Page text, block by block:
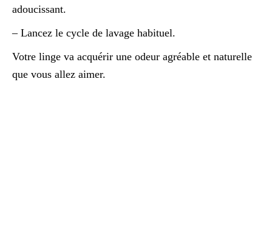
adoucissant.
– Lancez le cycle de lavage habituel.
Votre linge va acquérir une odeur agréable et naturelle
que vous allez aimer.